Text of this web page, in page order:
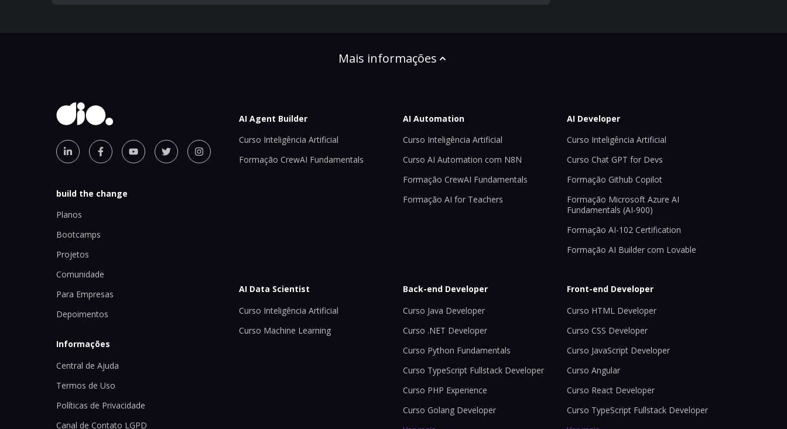
Mais informações
build the change
Planos
Bootcamps
Projetos
Comunidade
Para Empresas
Depoimentos
Informações
Central de Ajuda
Termos de Uso
Políticas de Privacidade
Canal de Contato LGPD
AI Agent Builder
Curso Inteligência Artificial
Formação CrewAI Fundamentals
AI Automation
Curso Inteligência Artificial
Curso AI Automation com N8N
Formação CrewAI Fundamentals
Formação AI for Teachers
AI Developer
Curso Inteligência Artificial
Curso Chat GPT for Devs
Formação Github Copilot
Formação Microsoft Azure AI
Fundamentals (AI-900)
Formação AI-102 Certification
Formação AI Builder com Lovable
AI Data Scientist
Curso Inteligência Artificial
Curso Machine Learning
Back-end Developer
Curso Java Developer
Curso .NET Developer
Curso Python Fundamentals
Curso TypeScript Fullstack Developer
Curso PHP Experience
Curso Golang Developer
Front-end Developer
Curso HTML Developer
Curso CSS Developer
Curso JavaScript Developer
Curso Angular
Curso React Developer
Curso TypeScript Fullstack Developer